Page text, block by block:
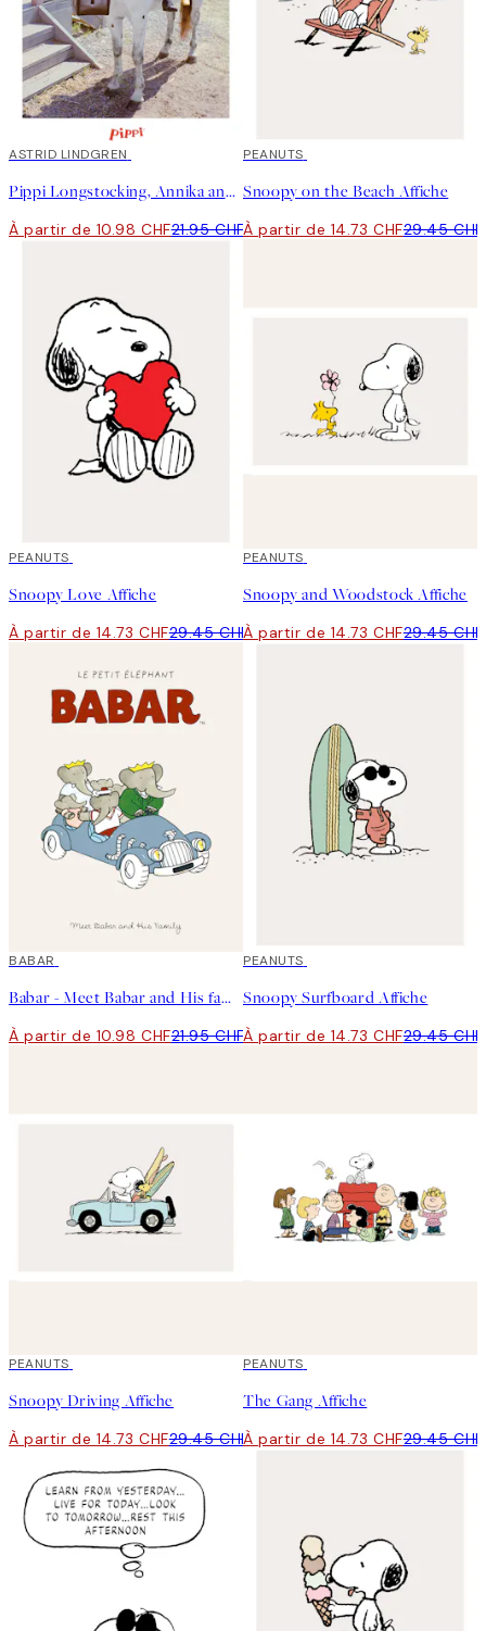
50%*
ASTRID LINDGREN
Pippi Longstocking, Annika and Tommy Affiche
À partir de 10.98 CHF21.95 CHF
50%*
PEANUTS
Snoopy on the Beach Affiche
À partir de 14.73 CHF29.45 CHF
50%*
PEANUTS
Snoopy Love Affiche
À partir de 14.73 CHF29.45 CHF
50%*
PEANUTS
Snoopy and Woodstock Affiche
À partir de 14.73 CHF29.45 CHF
50%*
BABAR
Babar - Meet Babar and His family Affiche
À partir de 10.98 CHF21.95 CHF
50%*
PEANUTS
Snoopy Surfboard Affiche
À partir de 14.73 CHF29.45 CHF
50%*
PEANUTS
Snoopy Driving Affiche
À partir de 14.73 CHF29.45 CHF
50%*
PEANUTS
The Gang Affiche
À partir de 14.73 CHF29.45 CHF